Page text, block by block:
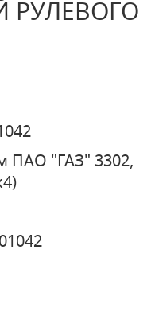
РУЛЕВОГО
ПАО "ГАЗ" 3302,